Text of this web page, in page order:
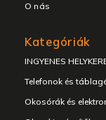
O nás
Kategóriák
átugrása
Kategóriák
INGYENES
Telefonok és
Okosórák és